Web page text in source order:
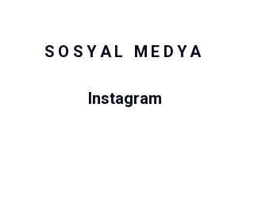
SOSYAL MEDYA
Instagram